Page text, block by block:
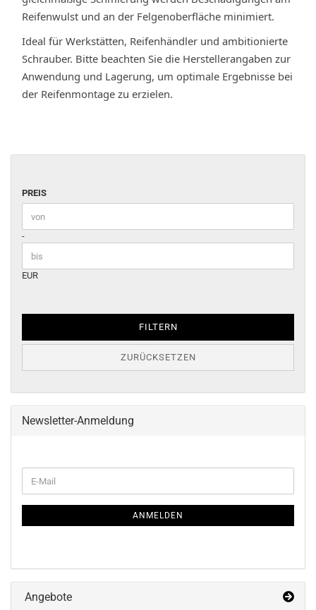
Reifenwulst und an der Felgenoberfläche minimiert.
Ideal für Werkstätten, Reifenhändler und ambitionierte
Schrauber. Bitte beachten Sie die Herstellerangaben zur
Anwendung und Lagerung, um optimale Ergebnisse bei
der Reifenmontage zu erzielen.
PREIS
PREIS
Preis bis
-
EUR
FILTERN
ZURÜCKSETZEN
Newsletter-Anmeldung
ZUR
E-
Mail
ANMELDEN
Angebote